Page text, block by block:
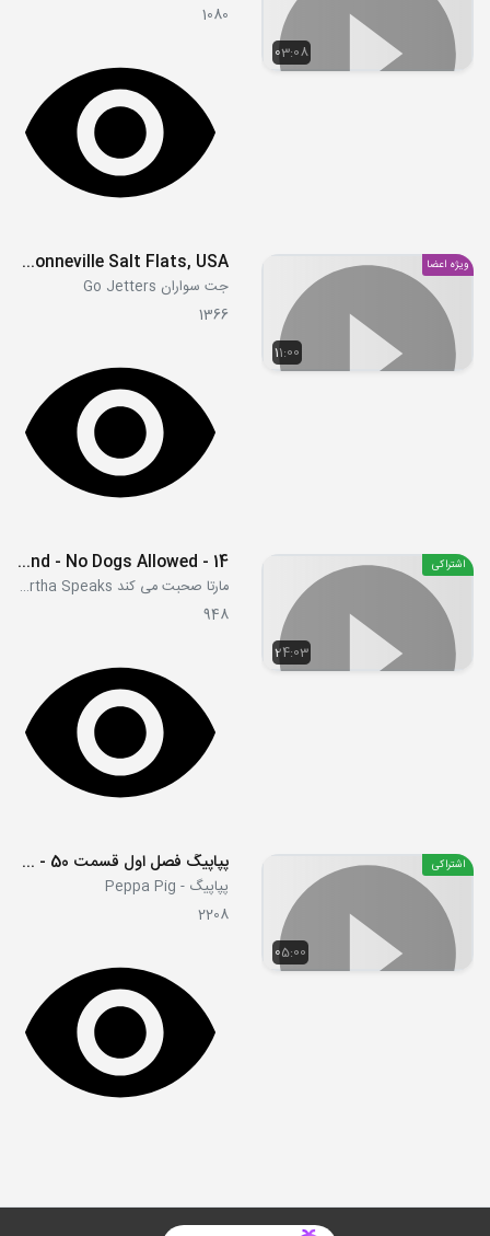
03:08
1080
11:00
ویژه اعضا S02E03 - Bonneville Salt Flats, USA
جت سواران Go Jetters
1366
24:03
اشتراکی 14 - Escape from Flea Island - No Dogs Allowed
مارتا صحبت می کند Martha Speaks
948
05:00
اشتراکی پپاپیگ فصل اول قسمت 50 - My Birthday Party
پپاپیگ - Peppa Pig
2208